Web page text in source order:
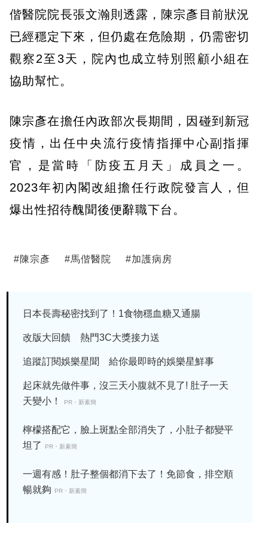
偕醫院院長張文瀚則透露，陳宗彥目前狀況
已經穩定下來，但仍處在危險期，仍需密切
觀察2至3天，院內也成立特別照顧小組在
協助幫忙。
陳宗彥在擔任內政部次長期間，因碰到新冠
疫情，出任中央流行疫情指揮中心副指揮
官，是當時「防疫五月天」成員之一。
2023年初內閣改組擔任行政院發言人，但
爆出性招待醜聞後便辭職下台。
#陳宗彥 #馬偕醫院 #加護病房
日本長壽秘密找到了！1食物穩血糖又通腸
改版大回饋 熱門3C大獎接力送
追蹤訂閱娛樂星聞 給你最即時的娛樂星鮮事
起床就先做件事，沒三天小腹就不見了! 肚子一天
天變小！
PR・新素簡
檸檬搭配它，臉上斑點全部消失了，小肚子都變平
坦了
PR・新素簡
一週有感！肚子整個都消下去了！免節食，排空順
暢就夠
PR・新素簡